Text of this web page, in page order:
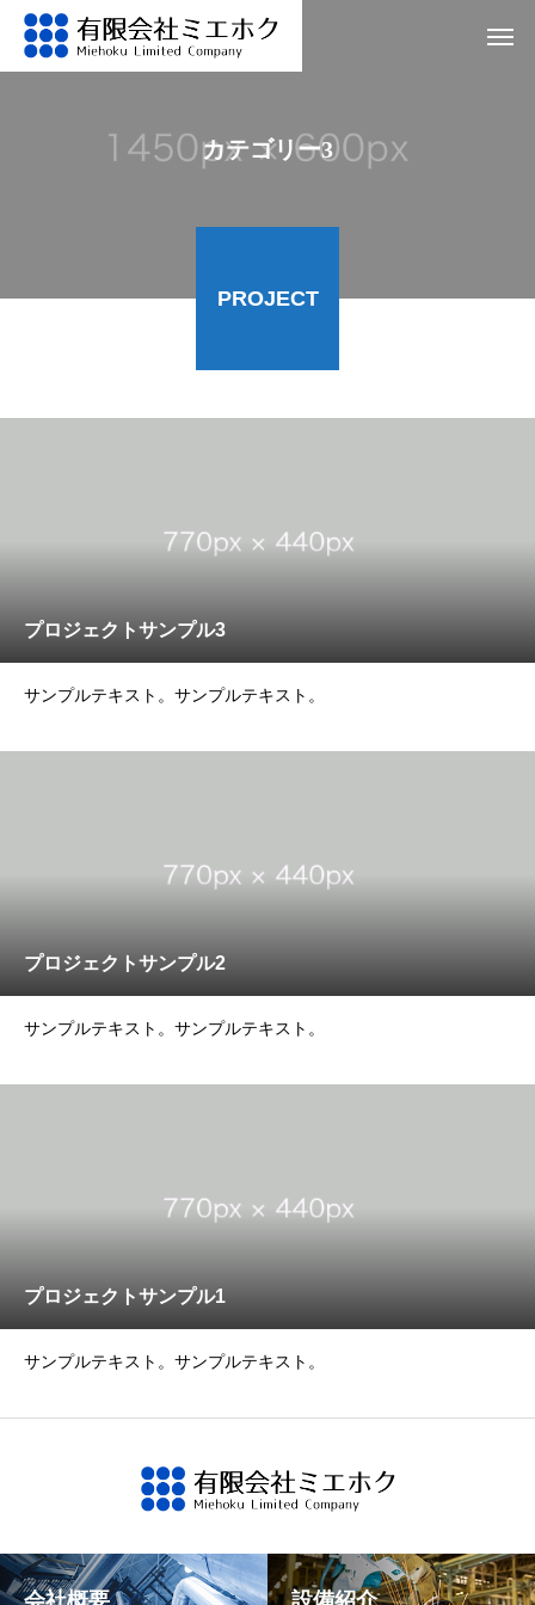
カテゴリー3
PROJECT
プロジェクトサンプル3
サンプルテキスト。サンプルテキスト。
プロジェクトサンプル2
サンプルテキスト。サンプルテキスト。
プロジェクトサンプル1
サンプルテキスト。サンプルテキスト。
会社概要 設備紹介